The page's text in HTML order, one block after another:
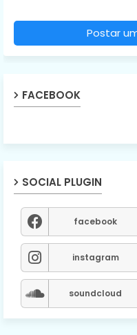
Postar
FACEBOOK
SOCIAL PLUGIN
facebook
instagram
soundcloud